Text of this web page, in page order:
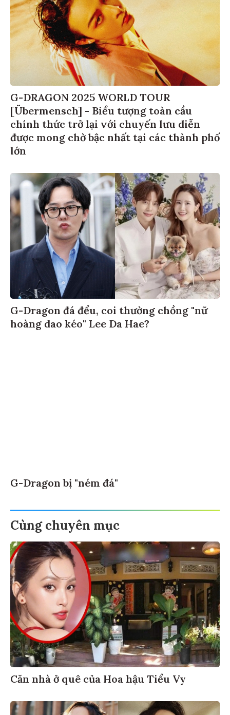
G-DRAGON 2025 WORLD TOUR
[Übermensch] - Biểu tượng toàn cầu
chính thức trở lại với chuyến lưu diễn
được mong chờ bậc nhất tại các thành phố
lớn
G-Dragon đá đểu, coi thường chồng "nữ
hoàng dao kéo" Lee Da Hae?
G-Dragon bị "ném đá"
Cùng chuyên mục
Căn nhà ở quê của Hoa hậu Tiểu Vy